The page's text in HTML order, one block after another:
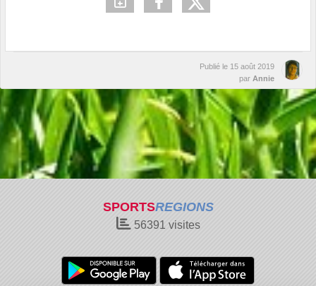
Publié le 15 août 2019
par Annie
SPORTSREGIONS
56391 visites